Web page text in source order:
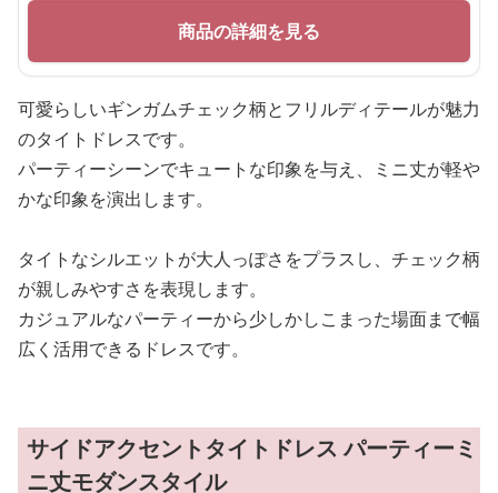
商品の詳細を見る
可愛らしいギンガムチェック柄とフリルディテールが魅力
のタイトドレスです。
パーティーシーンでキュートな印象を与え、ミニ丈が軽や
かな印象を演出します。
タイトなシルエットが大人っぽさをプラスし、チェック柄
が親しみやすさを表現します。
カジュアルなパーティーから少しかしこまった場面まで幅
広く活用できるドレスです。
サイドアクセントタイトドレス パーティーミ
ニ丈モダンスタイル